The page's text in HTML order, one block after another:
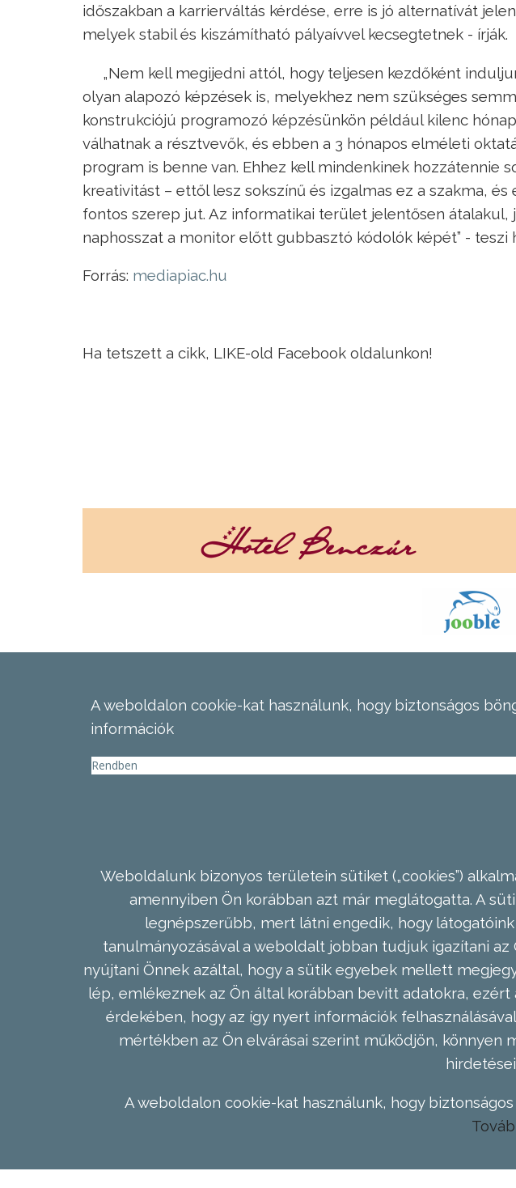
időszakban a karrierváltás kérdése, erre is jó alternatívát
melyek stabil és kiszámítható pályaívvel kecsegtetnek - írják.
„Nem kell megijedni attól, hogy teljesen kezdőként
olyan alapozó képzések is, melyekhez nem szükséges
konstrukciójú programozó képzésünkön például kilenc
válhatnak a résztvevők, és ebben a 3 hónapos elméleti
program is benne van. Ehhez kell mindenkinek hozzátennie
kreativitást – ettől lesz sokszínű és izgalmas ez a szakma,
fontos szerep jut. Az informatikai terület jelentősen átalakul,
naphosszat a monitor előtt gubbasztó kódolók képét” - teszi
Forrás: mediapiac.hu
Ha tetszett a cikk, LIKE-old Facebook oldalunkon!
A weboldalon cookie-kat használunk, hogy biztonságos
információk
Rendben
Weboldalunk bizonyos területein sütiket („cookies”)
amennyiben Ön korábban azt már meglátogatta. A
legnépszerűbb, mert látni engedik, hogy
tanulmányozásával a weboldalt jobban tudjuk igazítani
nyújtani Önnek azáltal, hogy a sütik egyebek mellett
lép, emlékeznek az Ön által korábban bevitt adatokra,
érdekében, hogy az így nyert információk
mértékben az Ön elvárásai szerint működjön, könnyen
A weboldalon cookie-kat használunk, hogy